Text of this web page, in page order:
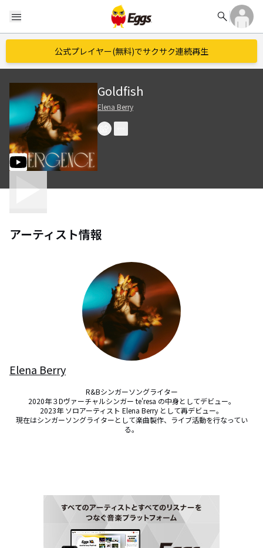
menu search
公式プレイヤー(無料)でサクサク連続再生
Goldfish
Elena Berry
アーティスト情報
Elena Berry
R&Bシンガーソングライター
2020年３Dヴァーチャルシンガー te'resa の中身としてデビュー。
2023年 ソロアーティスト Elena Berry として再デビュー。
現在はシンガーソングライターとして楽曲製作、ライブ活動を行なってい
る。